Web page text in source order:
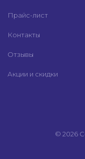
Прайс-лист
Контакты
Отзывы
Акции и скидки
© 2026